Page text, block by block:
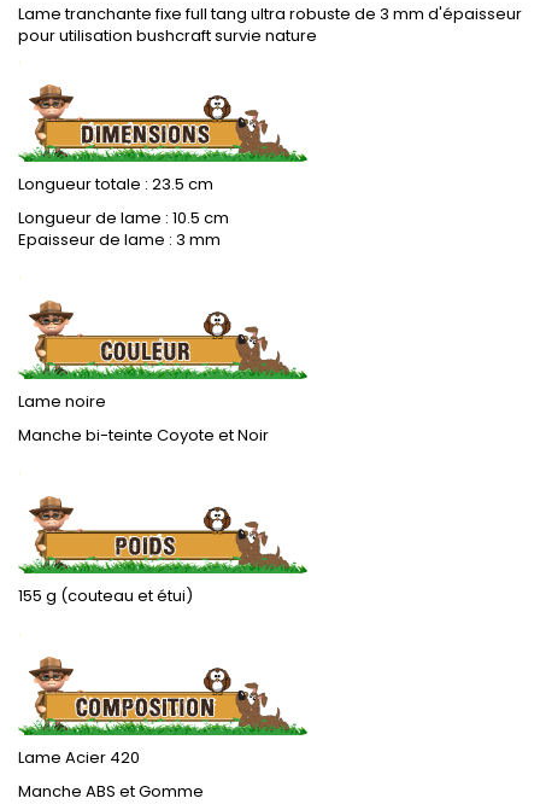
Lame tranchante fixe full tang ultra robuste de 3 mm d'épaisseur
pour utilisation bushcraft survie nature
.
Longueur totale : 23.5 cm
Longueur de lame : 10.5 cm
Epaisseur de lame : 3 mm
.
Lame noire
Manche bi-teinte Coyote et Noir
.
155 g (couteau et étui)
.
Lame Acier 420
Manche ABS et Gomme